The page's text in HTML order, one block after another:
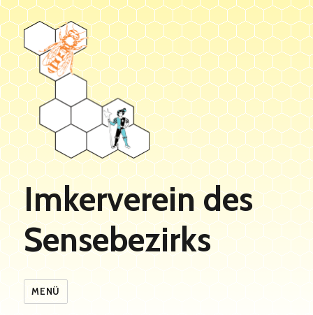
Imkerverein des
Sensebezirks
MENÜ